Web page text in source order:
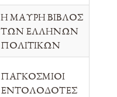
Η ΜΑΥΡΗ ΒΙΒΛΟΣ
ΤΩΝ ΕΛΛΗΝΩΝ
ΠΟΛΙΤΙΚΩΝ
ΠΑΓΚΟΣΜΙΟΙ
ΕΝΤΟΛΟΔΟΤΕΣ